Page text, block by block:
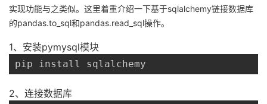
实现功能与之类似。这里着重介绍一下基于sqlalchemy链接数据库
的pandas.to_sql和pandas.read_sql操作。
1、安装pymysql模块
pip install sqlalchemy
2、连接数据库